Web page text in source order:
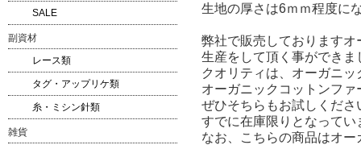
生地の厚さは6ｍｍ程度に
弊社で販売しております
生産をして頂く事ができま
クオリティは、オーガニ
オーガニックコットンフ
ぜひそちらもお試しくだ
すでに在庫限りとなってい
なお、こちらの商品はオ
SALE
副資材
レース類
タグ・アップリケ類
糸・ミシン針類
雑貨